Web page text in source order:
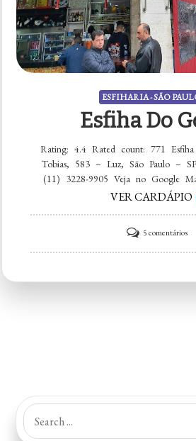
ESFIHARIA - SÃO
Esfiha Do
Rating: 4.4 Rated count: 771
Tobias, 583 – Luz, São Paulo –
(11) 3228-9905 Veja no Google
VER CARDÁPIO
5 comentáriosem
Search
for: